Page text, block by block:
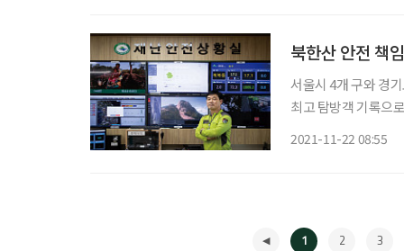
북한산 안전 책
서울시 4개 구와 경
최고 탐방객 기록으
2021-11-22 08:55
1 2 3